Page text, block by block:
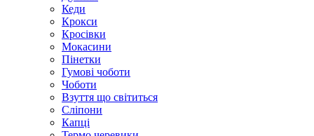
Кеди
Крокси
Кросівки
Мокасини
Пінетки
Гумові чоботи
Чоботи
Взуття що світиться
Сліпони
Капці